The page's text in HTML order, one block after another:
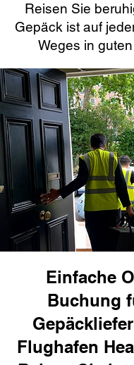
Reisen Sie
Gepäck ist auf
Weges in
Einfache
Buchung
Flughafen